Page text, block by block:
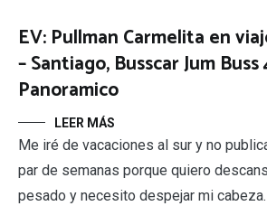
EV: Pullman Carmelita en
– Santiago, Busscar Jum
Panoramico
LEER MÁS
Me iré de vacaciones al sur y no
par de semanas porque quiero
pesado y necesito despejar mi